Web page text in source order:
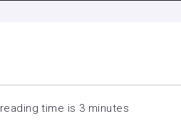
time is 3 minutes